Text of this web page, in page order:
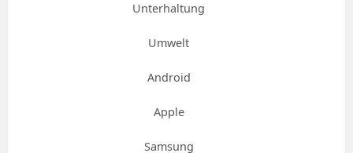
Unterhaltung
Umwelt
Android
Apple
Samsung